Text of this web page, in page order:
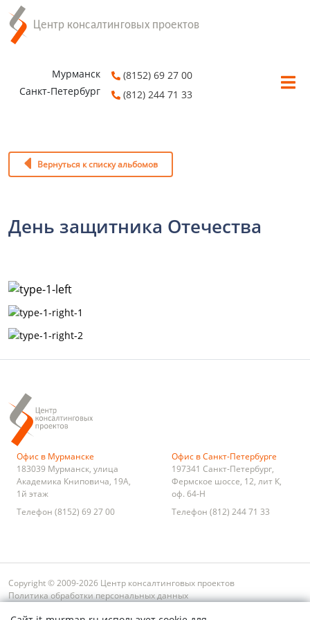
Мурманск
Санкт-Петербург
(8152) 69 27 00
(812) 244 71 33
Вернуться к списку альбомов
День защитника Отечества
Офис в Мурманске
183039 Мурманск, улица
Академика Книповича, 19А,
1й этаж
Телефон (8152) 69 27 00
Офис в Санкт-Петербурге
197341 Санкт-Петербург,
Фермское шоссе, 12, лит К,
оф. 64-Н
Телефон (812) 244 71 33
Copyright © 2009-2026 Центр консалтинговых проектов
Политика обработки персональных данных